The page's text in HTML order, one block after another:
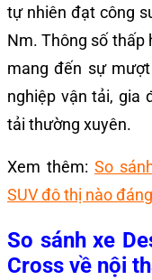
tự nhiên đạt công
Nm. Thông số thấp
mang đến sự
nghiệp vận tải, gia
tải thường xuyên.
Xem thêm: So
SUV đô thị nào
So sánh xe
Cross về nội